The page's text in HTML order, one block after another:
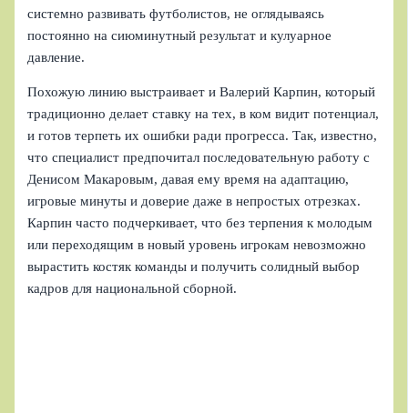
системно развивать футболистов, не оглядываясь
постоянно на сиюминутный результат и кулуарное
давление.
Похожую линию выстраивает и Валерий Карпин, который
традиционно делает ставку на тех, в ком видит потенциал,
и готов терпеть их ошибки ради прогресса. Так, известно,
что специалист предпочитал последовательную работу с
Денисом Макаровым, давая ему время на адаптацию,
игровые минуты и доверие даже в непростых отрезках.
Карпин часто подчеркивает, что без терпения к молодым
или переходящим в новый уровень игрокам невозможно
вырастить костяк команды и получить солидный выбор
кадров для национальной сборной.